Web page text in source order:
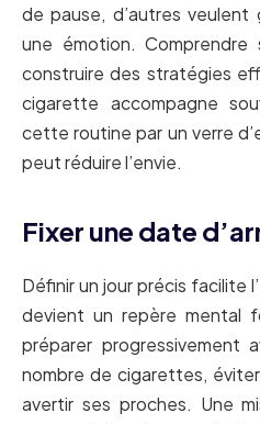
de pause, d’autres veulent
une émotion. Comprendre
construire des stratégies
cigarette accompagne
cette routine par un verre
peut réduire l’envie.
Fixer une date
Définir un jour précis facilite
devient un repère mental
préparer progressivement
nombre de cigarettes,
avertir ses proches. Une